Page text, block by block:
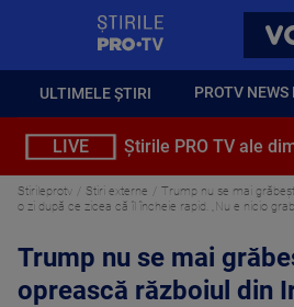
ULTIMELE ȘTIRI PROTV NEWS
LIVE Știrile PRO TV ale
Stirileprotv Stiri externe
Trump nu se mai
o zi după ce zicea că îl încheie rapid. „Nu e nicio
Trump nu se mai
oprească războiul din